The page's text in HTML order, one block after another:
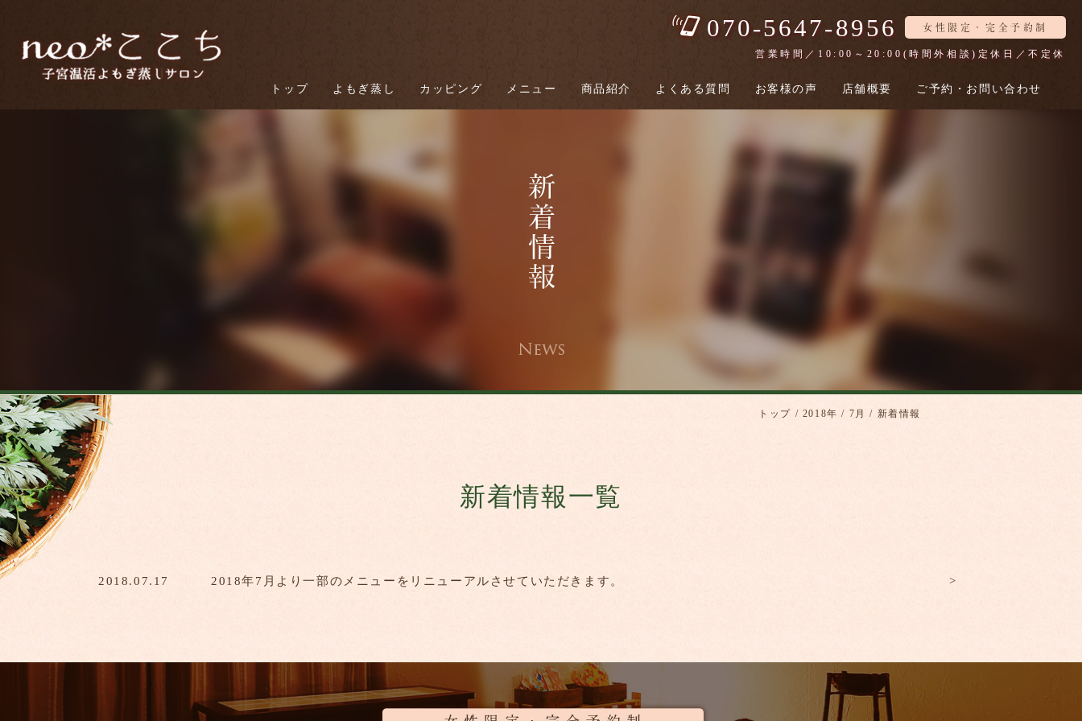
女性限定・完全予約制
070-5647-8956
営業時間／10:00～20:00(時間外相談) 定休日／不定休
トップ よもぎ蒸し カッピング メニュー 商品紹介 よくある質問 お客様の声 店舗概要 ご予約・お問い合わせ
トップ / 2018年 / 7月 / 新着情報
新着情報一覧
2018.07.17 2018年7月より一部のメニューをリニューアルさせていただきます。